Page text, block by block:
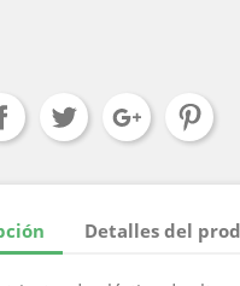
Detalles del